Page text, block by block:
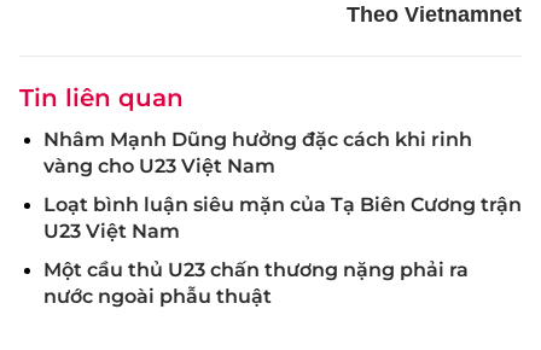
Theo Vietnamnet
Tin liên quan
Nhâm Mạnh Dũng hưởng đặc cách khi rinh
vàng cho U23 Việt Nam
Loạt bình luận siêu mặn của Tạ Biên Cương trận
U23 Việt Nam
Một cầu thủ U23 chấn thương nặng phải ra
nước ngoài phẫu thuật